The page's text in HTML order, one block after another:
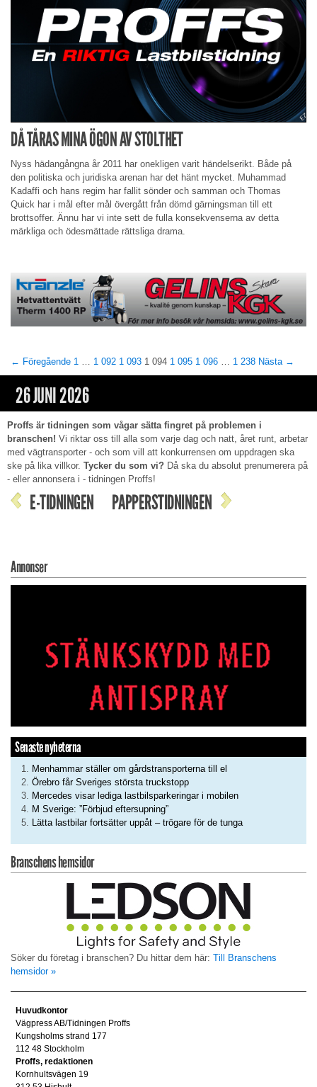
DÅ TÅRAS MINA ÖGON AV STOLTHET
Nyss hädangångna år 2011 har onekligen varit händelserikt. Både på
den politiska och juridiska arenan har det hänt mycket. Muhammad
Kadaffi och hans regim har fallit sönder och samman och Thomas
Quick har i mål efter mål övergått från dömd gärningsman till ett
brottsoffer. Ännu har vi inte sett de fulla konsekvenserna av detta
märkliga och ödesmättade rättsliga drama.
← Föregående 1 1 092 1 093 1 094 1 095 1 096 1 238 Nästa →
26 JUNI 2026
Proffs är tidningen som vågar sätta fingret på problemen i
branschen! Vi riktar oss till alla som varje dag och natt, året runt, arbetar
med vägtransporter - och som vill att konkurrensen om uppdragen ska
ske på lika villkor. Tycker du som vi? Då ska du absolut prenumerera på
- eller annonsera i - tidningen Proffs!
E-TIDNINGEN PAPPERSTIDNINGEN
Annonser
Senaste nyheterna
Menhammar ställer om gårdstransporterna till el
Örebro får Sveriges största truckstopp
Mercedes visar lediga lastbilsparkeringar i mobilen
M Sverige: ”Förbjud eftersupning”
Lätta lastbilar fortsätter uppåt – trögare för de tunga
Branschens hemsidor
Söker du företag i branschen? Du hittar dem här: Till Branschens
hemsidor »
Huvudkontor
Vägpress AB/Tidningen Proffs
Kungsholms strand 177
112 48 Stockholm
Proffs, redaktionen
Kornhultsvägen 19